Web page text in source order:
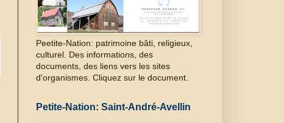
Peetite-Nation: patrimoine bâti, religieux,
culturel. Des informations, des
documents, des liens vers les sites
d'organismes. Cliquez sur le document.
Petite-Nation: Saint-André-Avellin